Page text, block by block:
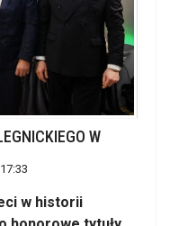
W
w historii